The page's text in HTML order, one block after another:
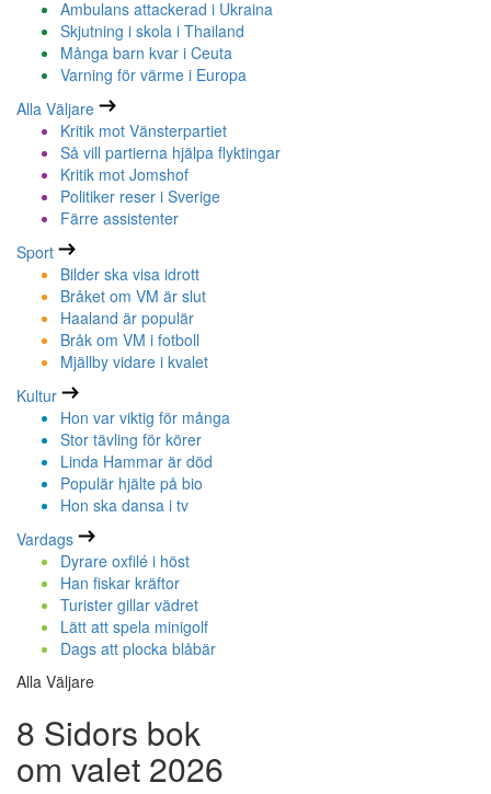
Ambulans attackerad i Ukraina
Skjutning i skola i Thailand
Många barn kvar i Ceuta
Varning för värme i Europa
Alla Väljare
Kritik mot Vänsterpartiet
Så vill partierna hjälpa flyktingar
Kritik mot Jomshof
Politiker reser i Sverige
Färre assistenter
Sport
Bilder ska visa idrott
Bråket om VM är slut
Haaland är populär
Bråk om VM i fotboll
Mjällby vidare i kvalet
Kultur
Hon var viktig för många
Stor tävling för körer
Linda Hammar är död
Populär hjälte på bio
Hon ska dansa i tv
Vardags
Dyrare oxfilé i höst
Han fiskar kräftor
Turister gillar vädret
Lätt att spela minigolf
Dags att plocka blåbär
Alla Väljare
8 Sidors bok
om valet 2026